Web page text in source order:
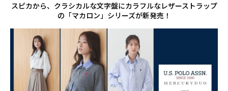
スピカから、クラシカルな文字盤にカラフルなレザーストラップ
の「マカロン」シリーズが新発売！